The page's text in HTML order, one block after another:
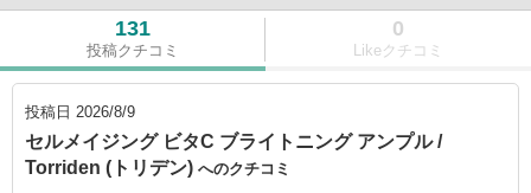
131
投稿クチコミ
0
Likeクチコミ
投稿日 2026/8/9
セルメイジング ビタC ブライトニング アンプル /
Torriden (トリデン) へのクチコミ